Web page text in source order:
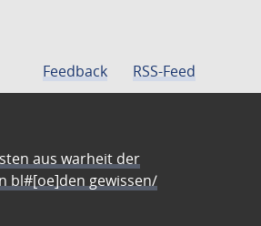
Feedback RSS-Feed
aus warheit der
bl#[oe]den gewissen/